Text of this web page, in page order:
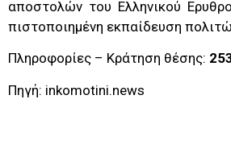
αποστολών του Ελληνικού
πιστοποιημένη εκπαίδευση
Πληροφορίες – Κράτηση θέσης:
Πηγή: inkomotini.news